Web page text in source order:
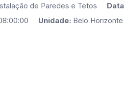
de Paredes e Tetos
Unidade: Belo Horizonte